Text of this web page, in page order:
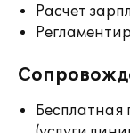
Расчет
Бесплатная